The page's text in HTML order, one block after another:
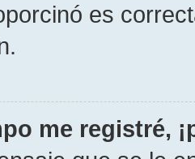
es
me registré,